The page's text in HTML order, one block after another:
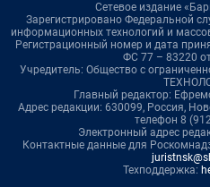
Сетевое издание
Зарегистрировано Федеральной
информационных технологий и
Регистрационный номер и дата
ФС 77 – 83220
Учредитель: Общество с
Главный редактор:
Адрес редакции: 630099, Россия,
телефон 8
Электронный адрес
Контактные данные для
Техподдержка: